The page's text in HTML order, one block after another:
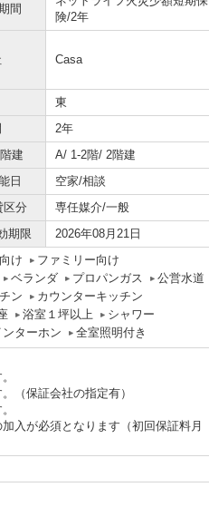
間
険/2年
Casa
東
2年
建
A/ 1-2階/ 2階建
日
空家/相談
区分
専任媒介/一般
期限
2026年08月21日
け
ファミリー向け
ベランダ
プロパンガス
公営水道
ン
カウンターキッチン
浴室１坪以上
シャワー
ターホン
全室照明付き
（保証会社の指定有）
入が必須となります（初回保証料月